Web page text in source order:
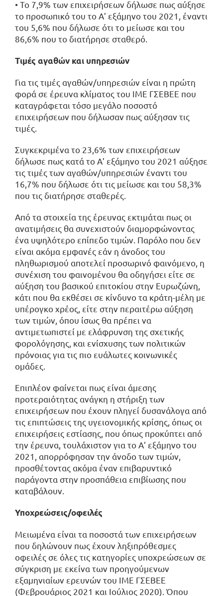
• Το 7,9% των επιχειρήσεων δήλωσε πως αύξησε
το προσωπικό του το Α’ εξάμηνο του 2021, έναντι
του 5,6% που δήλωσε ότι το μείωσε και του
86,6% που το διατήρησε σταθερό.
Τιμές αγαθών και υπηρεσιών
Για τις τιμές αγαθών/υπηρεσιών είναι η πρώτη
φορά σε έρευνα κλίματος του ΙΜΕ ΓΣΕΒΕΕ που
καταγράφεται τόσο μεγάλο ποσοστό
επιχειρήσεων που δήλωσαν πως αύξησαν τις
τιμές.
Συγκεκριμένα το 23,6% των επιχειρήσεων
δήλωσε πως κατά το Α’ εξάμηνο του 2021 αύξησε
τις τιμές των αγαθών/υπηρεσιών έναντι του
16,7% που δήλωσε ότι τις μείωσε και του 58,3%
που τις διατήρησε σταθερές.
Από τα στοιχεία της έρευνας εκτιμάται πως οι
ανατιμήσεις θα συνεχιστούν διαμορφώνοντας
ένα υψηλότερο επίπεδο τιμών. Παρόλο που δεν
είναι ακόμα εμφανές εάν η άνοδος του
πληθωρισμού αποτελεί προσωρινό φαινόμενο, η
συνέχιση του φαινομένου θα οδηγήσει είτε σε
αύξηση του βασικού επιτοκίου στην Ευρωζώνη,
κάτι που θα εκθέσει σε κίνδυνο τα κράτη-μέλη με
υπέρογκο χρέος, είτε στην περαιτέρω αύξηση
των τιμών, όπου ίσως θα πρέπει να
αντιμετωπιστεί με ελάφρυνση της σχετικής
φορολόγησης, και ενίσχυσης των πολιτικών
πρόνοιας για τις πιο ευάλωτες κοινωνικές
ομάδες.
Επιπλέον φαίνεται πως είναι άμεσης
προτεραιότητας ανάγκη η στήριξη των
επιχειρήσεων που έχουν πληγεί δυσανάλογα από
τις επιπτώσεις της υγειονομικής κρίσης, όπως οι
επιχειρήσεις εστίασης, που όπως προκύπτει από
την έρευνα, τουλάχιστον για το Α’ εξάμηνο του
2021, απορρόφησαν την άνοδο των τιμών,
προσθέτοντας ακόμα έναν επιβαρυντικό
παράγοντα στην προσπάθεια επιβίωσης που
καταβάλουν.
Υποχρεώσεις/οφειλές
Μειωμένα είναι τα ποσοστά των επιχειρήσεων
που δηλώνουν πως έχουν ληξιπρόθεσμες
οφειλές σε όλες τις κατηγορίες υποχρεώσεων σε
σύγκριση με εκείνα των προηγούμενων
εξαμηνιαίων ερευνών του ΙΜΕ ΓΣΕΒΕΕ
(Φεβρουάριος 2021 και Ιούλιος 2020). Όπου